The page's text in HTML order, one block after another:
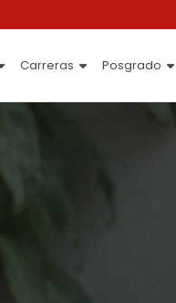
Carreras Posgrado